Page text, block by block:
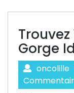
Gorge
oncolille